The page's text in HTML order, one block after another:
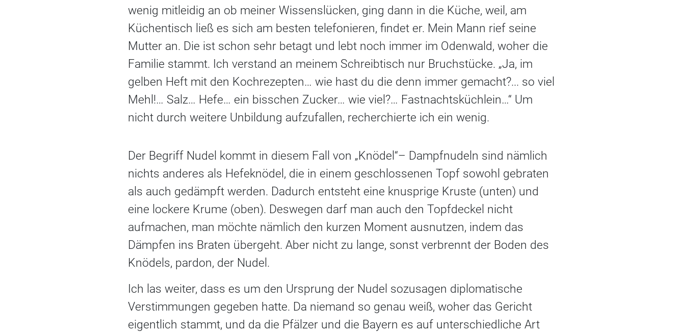
wenig mitleidig an ob meiner Wissenslücken, ging dann in die Küche, weil, am
Küchentisch ließ es sich am besten telefonieren, findet er. Mein Mann rief seine
Mutter an. Die ist schon sehr betagt und lebt noch immer im Odenwald, woher die
Familie stammt. Ich verstand an meinem Schreibtisch nur Bruchstücke. „Ja, im
gelben Heft mit den Kochrezepten… wie hast du die denn immer gemacht?... so viel
Mehl!… Salz… Hefe… ein bisschen Zucker… wie viel?… Fastnachtsküchlein…“ Um
nicht durch weitere Unbildung aufzufallen, recherchierte ich ein wenig.
Der Begriff Nudel kommt in diesem Fall von „Knödel“– Dampfnudeln sind nämlich
nichts anderes als Hefeknödel, die in einem geschlossenen Topf sowohl gebraten
als auch gedämpft werden. Dadurch entsteht eine knusprige Kruste (unten) und
eine lockere Krume (oben). Deswegen darf man auch den Topfdeckel nicht
aufmachen, man möchte nämlich den kurzen Moment ausnutzen, indem das
Dämpfen ins Braten übergeht. Aber nicht zu lange, sonst verbrennt der Boden des
Knödels, pardon, der Nudel.
Ich las weiter, dass es um den Ursprung der Nudel sozusagen diplomatische
Verstimmungen gegeben hatte. Da niemand so genau weiß, woher das Gericht
eigentlich stammt, und da die Pfälzer und die Bayern es auf unterschiedliche Art